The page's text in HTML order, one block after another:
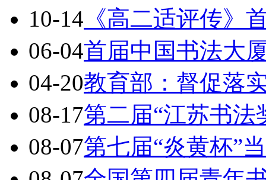
10-14 《高二适评传》
06-04首届中国书法大
04-20教育部：督促落
08-17第二届“江苏书
08-07第七届“炎黄杯”